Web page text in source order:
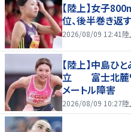
【陸上】女子
位、後半巻き
2026/08/09 12:41 陸
【陸上】中島ひ
立 富士北麓ワ
メートル障害
2026/08/09 10:27陸